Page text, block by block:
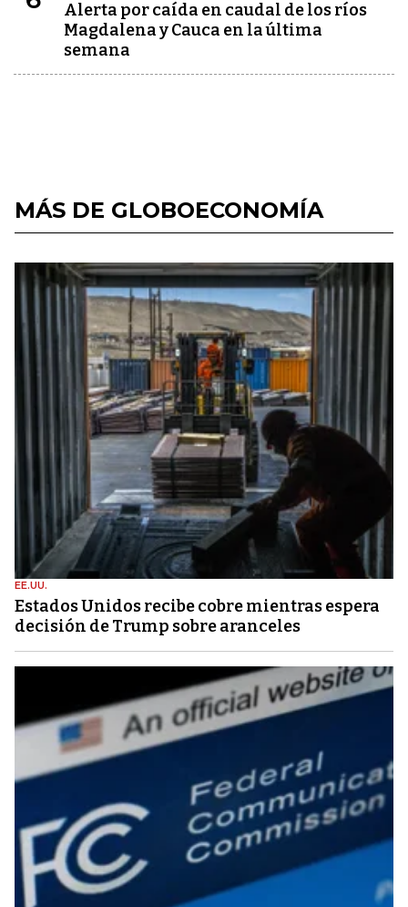
Alerta por caída en caudal de los ríos
Magdalena y Cauca en la última
semana
MÁS DE GLOBOECONOMÍA
EE.UU.
Estados Unidos recibe cobre mientras espera
decisión de Trump sobre aranceles